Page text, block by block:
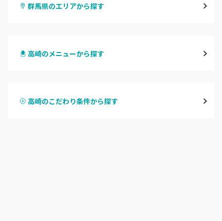
群馬県のエリアから探す
前橋
高崎のメニューから探す
ハンドスカルプ
高崎のこだわり条件から探す